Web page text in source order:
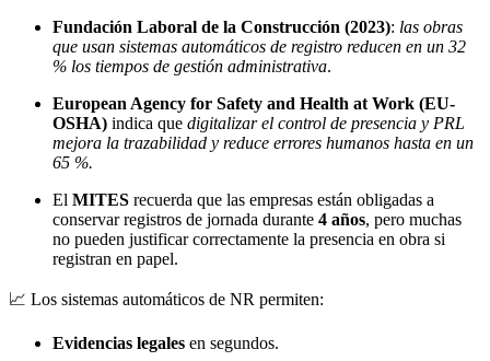
Fundación Laboral de la Construcción (2023): las obras
que usan sistemas automáticos de registro reducen en un 32
% los tiempos de gestión administrativa.
European Agency for Safety and Health at Work (EU-
OSHA) indica que digitalizar el control de presencia y PRL
mejora la trazabilidad y reduce errores humanos hasta en un
65 %.
El MITES recuerda que las empresas están obligadas a
conservar registros de jornada durante 4 años, pero muchas
no pueden justificar correctamente la presencia en obra si
registran en papel.
📈 Los sistemas automáticos de NR permiten:
Evidencias legales en segundos.